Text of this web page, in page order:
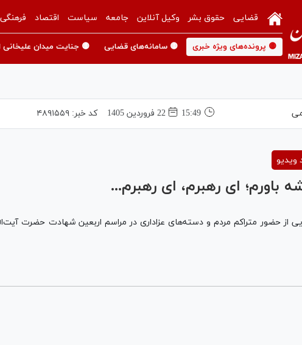
قضایی حقوق بشر وکیل آنلاین جامعه سیاست اقتصاد فرهنگی
🟡 پرونده‌های ویژه خبری 🟡 سامانه‌های قضایی 🟡 جنایت میدان علیخانی
15:49 22 فروردين 1405 کد خبر: ۴۸۹۱۵۵۹
ویدیو
باورم؛ ای رهبرم، ای رهبرم...
از حضور متراکم مردم و دسته‌های عزاداری در مراسم اربعین شهادت حضرت